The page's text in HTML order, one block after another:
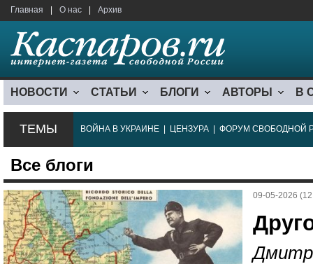
Главная О нас Архив
НОВОСТИ СТАТЬИ БЛОГИ АВТОРЫ В
ТЕМЫ ВОЙНА В УКРАИНЕ ЦЕНЗУРА ФОРУМ СВОБОДНОЙ
Все блоги
09-05-2026